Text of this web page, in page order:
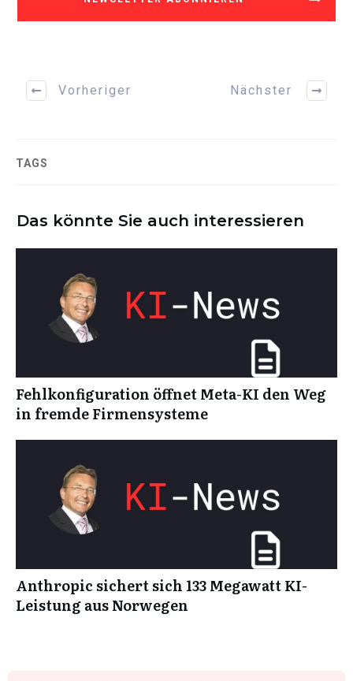
Vorheriger Nächster
TAGS
Das könnte Sie auch interessieren
Fehlkonfiguration öffnet Meta-KI den Weg
in fremde Firmensysteme
Anthropic sichert sich 133 Megawatt KI-
Leistung aus Norwegen